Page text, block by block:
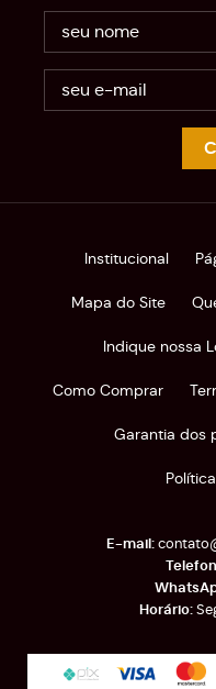
Institucional
Mapa do Site
Indique nossa
Como Comprar
Garantia dos